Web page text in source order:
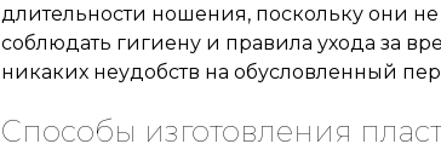
длительности ношения, поскольку они
соблюдать гигиену и правила ухода за
никаких неудобств на обусловленный
Способы изготовления